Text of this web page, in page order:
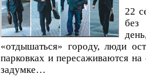
22
без
«отдышаться» городу, люди
парковках и пересаживаются
задумке…